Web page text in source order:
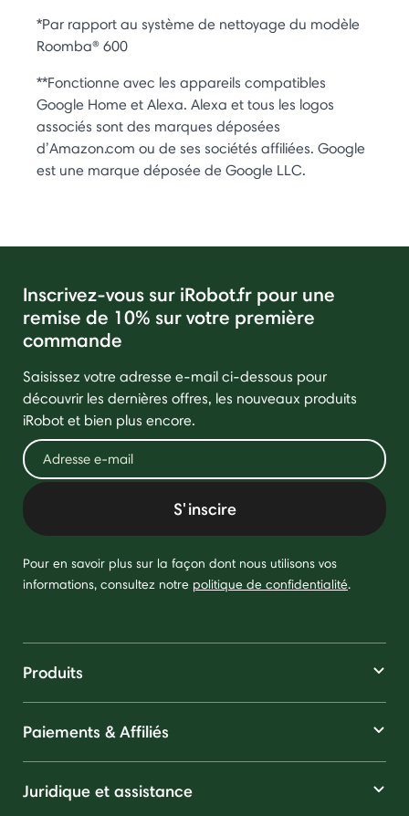
*Par rapport au système de nettoyage du modèle
Roomba® 600
**Fonctionne avec les appareils compatibles
Google Home et Alexa. Alexa et tous les logos
associés sont des marques déposées
d’Amazon.com ou de ses sociétés affiliées. Google
est une marque déposée de Google LLC.
Inscrivez-vous sur iRobot.fr pour une
remise de 10% sur votre première
commande
Saisissez votre adresse e-mail ci-dessous pour
découvrir les dernières offres, les nouveaux produits
iRobot et bien plus encore.
S'inscire
Pour en savoir plus sur la façon dont nous utilisons vos
informations, consultez notre politique de confidentialité.
Produits
Paiements & Affiliés
Juridique et assistance